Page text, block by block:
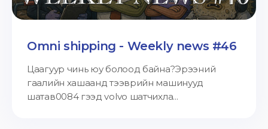
Omni shipping - Weekly news #46
Цаагуур чинь юу болоод байна?Эрээний
гаалийн хашаанд тээврийн машинууд
шатав0084 гээд volvo шатчихла...